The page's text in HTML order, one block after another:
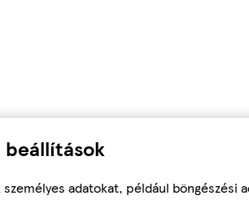
adatokat, például böngészési